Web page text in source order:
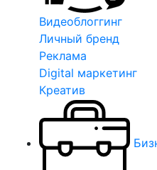
Видеоблоггинг
Личный бренд
Реклама
Digital маркетинг
Креатив